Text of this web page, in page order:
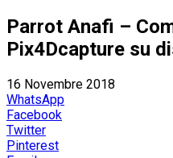
Parrot Anafi –
Pix4Dcapture su
16 Novembre 2018
WhatsApp
Facebook
Twitter
Pinterest